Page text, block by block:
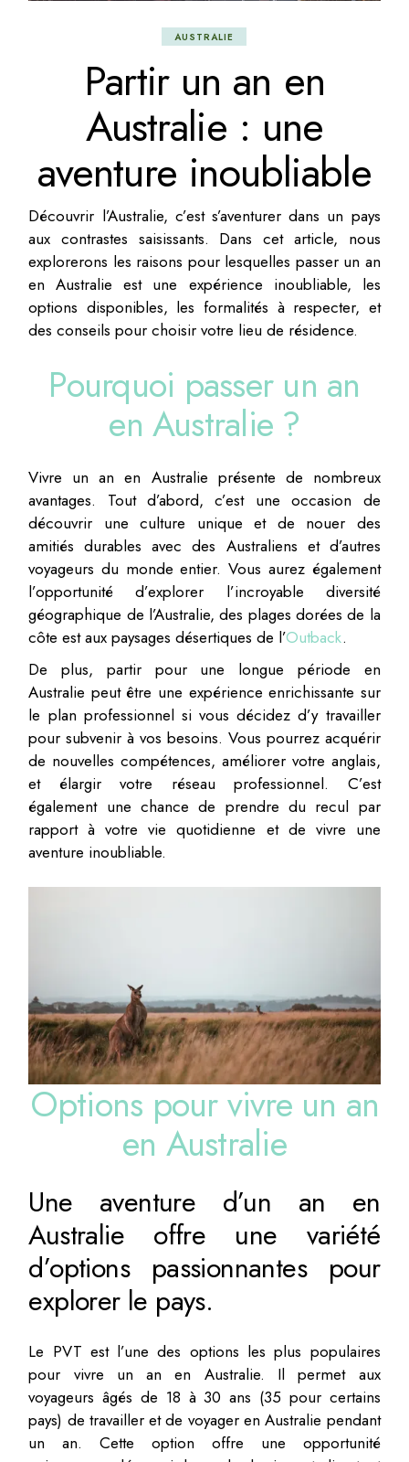
AUSTRALIE
Partir un an en
Australie : une
aventure inoubliable
Découvrir l’Australie, c’est s’aventurer dans un pays
aux contrastes saisissants. Dans cet article, nous
explorerons les raisons pour lesquelles passer un an
en Australie est une expérience inoubliable, les
options disponibles, les formalités à respecter, et
des conseils pour choisir votre lieu de résidence.
Pourquoi passer un an
en Australie ?
Vivre un an en Australie présente de nombreux
avantages. Tout d’abord, c’est une occasion de
découvrir une culture unique et de nouer des
amitiés durables avec des Australiens et d’autres
voyageurs du monde entier. Vous aurez également
l’opportunité d’explorer l’incroyable diversité
géographique de l’Australie, des plages dorées de la
côte est aux paysages désertiques de l’Outback.
De plus, partir pour une longue période en
Australie peut être une expérience enrichissante sur
le plan professionnel si vous décidez d’y travailler
pour subvenir à vos besoins. Vous pourrez acquérir
de nouvelles compétences, améliorer votre anglais,
et élargir votre réseau professionnel. C’est
également une chance de prendre du recul par
rapport à votre vie quotidienne et de vivre une
aventure inoubliable.
Options pour vivre un an
en Australie
Une aventure d’un an en
Australie offre une variété
d’options passionnantes pour
explorer le pays.
Le PVT est l’une des options les plus populaires
pour vivre un an en Australie. Il permet aux
voyageurs âgés de 18 à 30 ans (35 pour certains
pays) de travailler et de voyager en Australie pendant
un an. Cette option offre une opportunité